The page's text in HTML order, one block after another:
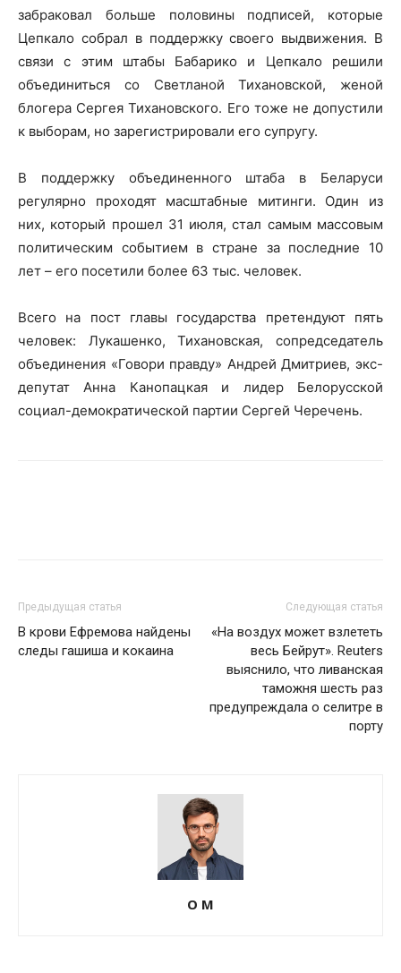
забраковал больше половины подписей, которые
Цепкало собрал в поддержку своего выдвижения. В
связи с этим штабы Бабарико и Цепкало решили
объединиться со Светланой Тихановской, женой
блогера Сергея Тихановского. Его тоже не допустили
к выборам, но зарегистрировали его супругу.
В поддержку объединенного штаба в Беларуси
регулярно проходят масштабные митинги. Один из
них, который прошел 31 июля, стал самым массовым
политическим событием в стране за последние 10
лет – его посетили более 63 тыс. человек.
Всего на пост главы государства претендуют пять
человек: Лукашенко, Тихановская, сопредседатель
объединения «Говори правду» Андрей Дмитриев, экс-
депутат Анна Канопацкая и лидер Белорусской
социал-демократической партии Сергей Черечень.
Предыдущая статья
В крови Ефремова найдены
следы гашиша и кокаина
Следующая статья
«На воздух может взлететь
весь Бейрут». Reuters
выяснило, что ливанская
таможня шесть раз
предупреждала о селитре в
порту
О М